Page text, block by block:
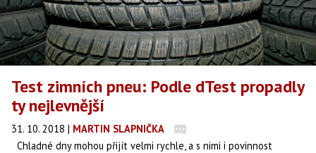
Test zimních pneu: Podle dTest propadly
ty nejlevnější
31. 10. 2018 | MARTIN SLAPNIČKA
Chladné dny mohou přijít velmi rychle, a s nimi i povinnost